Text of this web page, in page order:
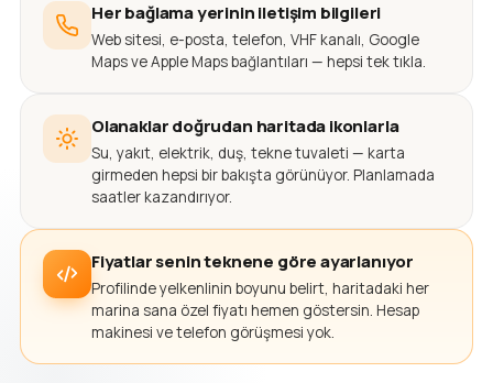
Her bağlama yerinin iletişim bilgileri
Web sitesi, e-posta, telefon, VHF kanalı, Google
Maps ve Apple Maps bağlantıları — hepsi tek tıkla.
Olanaklar doğrudan haritada ikonlarla
Su, yakıt, elektrik, duş, tekne tuvaleti — karta
girmeden hepsi bir bakışta görünüyor. Planlamada
saatler kazandırıyor.
Fiyatlar senin teknene göre ayarlanıyor
Profilinde yelkenlinin boyunu belirt, haritadaki her
marina sana özel fiyatı hemen göstersin. Hesap
makinesi ve telefon görüşmesi yok.